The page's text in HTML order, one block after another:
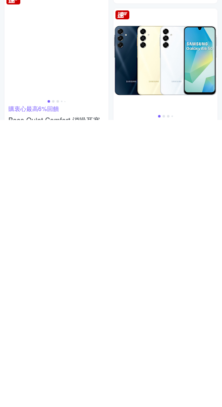
購衷心最高6%回饋
Bose Quiet Comfort 消噪耳塞